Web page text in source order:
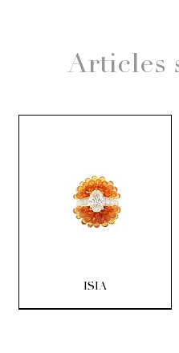
Articles
ISIA